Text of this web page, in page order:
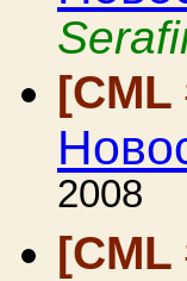
[CML
2008
[CML